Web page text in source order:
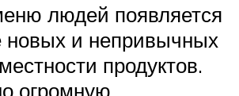
людей появляется
новых и непривычных
продуктов.
огромную